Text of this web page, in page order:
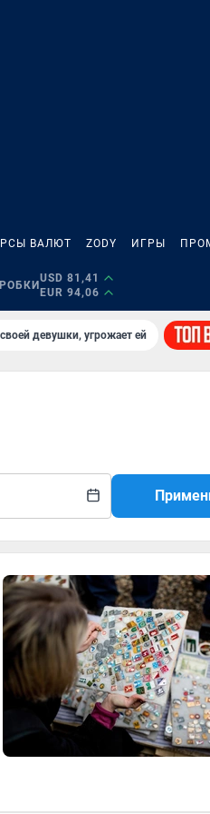
ВАЛЮТ ZODY ИГРЫ
USD 81,41
EUR 94,06
девушки, угрожает ей